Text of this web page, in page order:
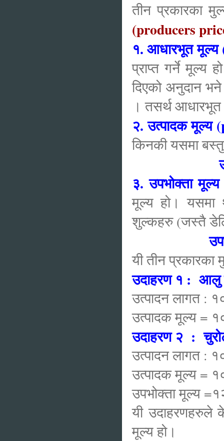
तीन प्रकारका
(producers
१. आधारभूत मूल्य
प्राप्त गर्ने मूल्य
दिएको अनुदान
। तसर्थ
२. उत्पादक मूल्य
किनकी यसमा
३. उपभोक्ता
मूल्य हो। यसमा
शुल्कहरु (जस्तै
यी तीन
उदाहरण १ : आलु
उत्पादन लागत :
उत्पादक मूल्य =
उदाहरण २ :
उत्पादन लागत :
उत्पादक मूल्य
उपभोक्ता मूल्य
यी उदाहरणहरुले
मूल्य हो।